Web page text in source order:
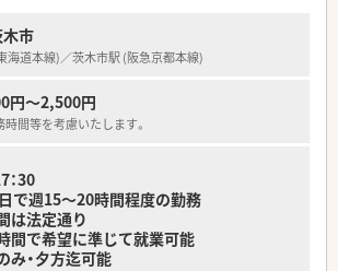
徴です
市
海道本線)／茨木市駅 (阪急京都本線)
円～2,500円
間等を考慮いたします。
：30
で週15～20時間程度の勤務
は法定通り
間で希望に準じて就業可能
み・夕方迄可能